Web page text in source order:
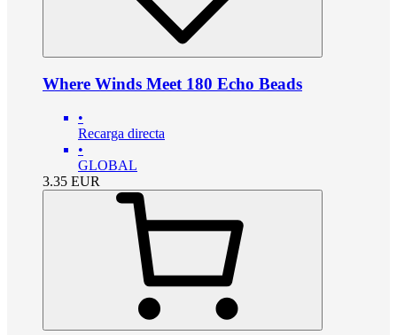
Where Winds Meet 180 Echo Beads
•
Recarga directa
•
GLOBAL
3.35 EUR